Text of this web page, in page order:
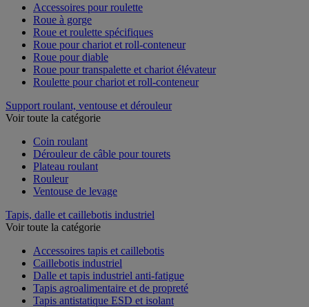
Accessoires pour roulette
Roue à gorge
Roue et roulette spécifiques
Roue pour chariot et roll-conteneur
Roue pour diable
Roue pour transpalette et chariot élévateur
Roulette pour chariot et roll-conteneur
Support roulant, ventouse et dérouleur
Voir toute la catégorie
Coin roulant
Dérouleur de câble pour tourets
Plateau roulant
Rouleur
Ventouse de levage
Tapis, dalle et caillebotis industriel
Voir toute la catégorie
Accessoires tapis et caillebotis
Caillebotis industriel
Dalle et tapis industriel anti-fatigue
Tapis agroalimentaire et de propreté
Tapis antistatique ESD et isolant